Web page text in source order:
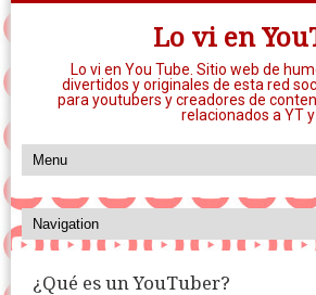
Lo vi en
Lo vi en You Tube. Sitio web de
divertidos y originales de esta red
para youtubers y creadores de
relacionados a YT y
¿Qué es un YouTuber?